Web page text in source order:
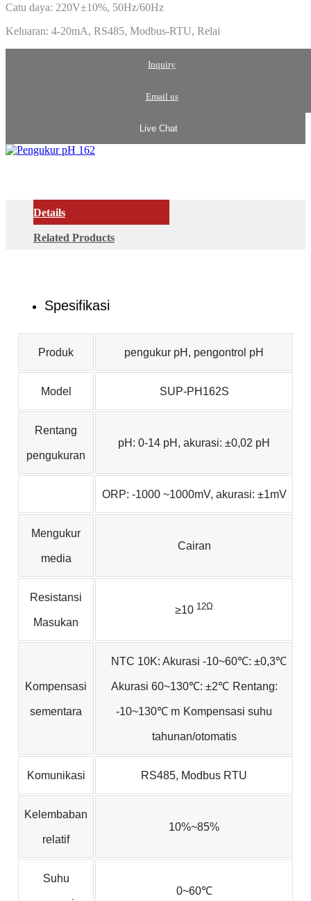
Catu daya: 220V±10%, 50Hz/60Hz
Keluaran: 4-20mA, RS485, Modbus-RTU, Relai
Inquiry
Email us
Live Chat
Details
Related Products
Spesifikasi
Produk pengukur pH, pengontrol pH
Model SUP-PH162S
Rentang
pengukuran
pH: 0-14 pH, akurasi: ±0,02 pH
ORP: -1000 ~1000mV, akurasi: ±1mV
Mengukur
media
Cairan
Resistansi
Masukan
≥10 12Ω
Kompensasi
sementara
NTC 10K: Akurasi -10~60℃: ±0,3℃
Akurasi 60~130℃: ±2℃ Rentang:
-10~130℃ m Kompensasi suhu
tahunan/otomatis
Komunikasi RS485, Modbus RTU
Kelembaban
relatif
10%~85%
Suhu
0~60℃